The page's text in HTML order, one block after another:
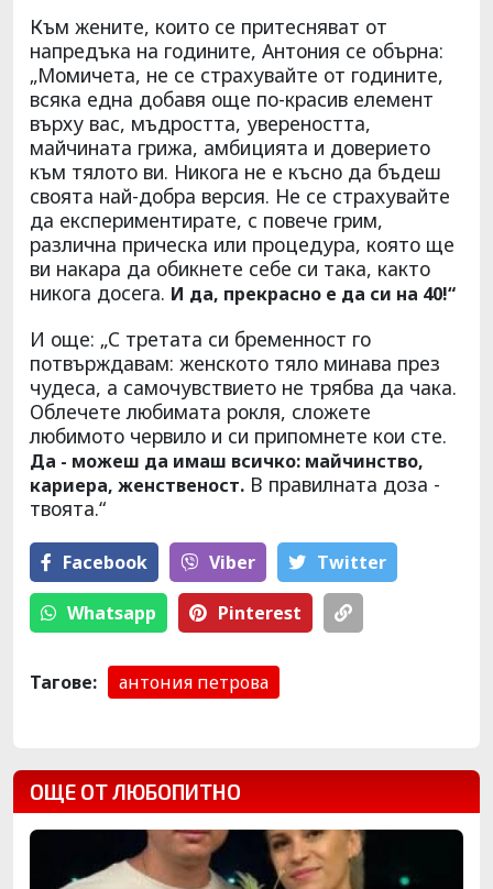
Към жените, които се притесняват от
напредъка на годините, Антония се обърна:
„Момичета, не се страхувайте от годините,
всяка една добавя още по-красив елемент
върху вас, мъдростта, увереността,
майчината грижа, амбицията и доверието
към тялото ви. Никога не е късно да бъдеш
своята най-добра версия. Не се страхувайте
да експериментирате, с повече грим,
различна прическа или процедура, която ще
ви накара да обикнете себе си така, както
никога досега. И да, прекрасно е да си на 40!“
И още: „С третата си бременност го
потвърждавам: женското тяло минава през
чудеса, а самочувствието не трябва да чака.
Облечете любимата рокля, сложете
любимото червило и си припомнете кои сте.
Да - можеш да имаш всичко: майчинство,
кариера, женственост. В правилната доза -
твоята.“
Facebook Viber Тwitter
Whatsapp Pinterest
Тагове: антония петрова
ОЩЕ ОТ ЛЮБОПИТНО